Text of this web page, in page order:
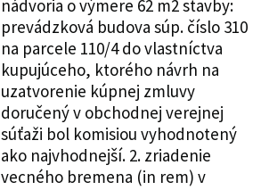
nádvoria o výmere 62 m2 stavby:
prevádzková budova súp. číslo 310
na parcele 110/4 do vlastníctva
kupujúceho, ktorého návrh na
uzatvorenie kúpnej zmluvy
doručený v obchodnej verejnej
súťaži bol komisiou vyhodnotený
ako najvhodnejší. 2. zriadenie
vecného bremena (in rem) v